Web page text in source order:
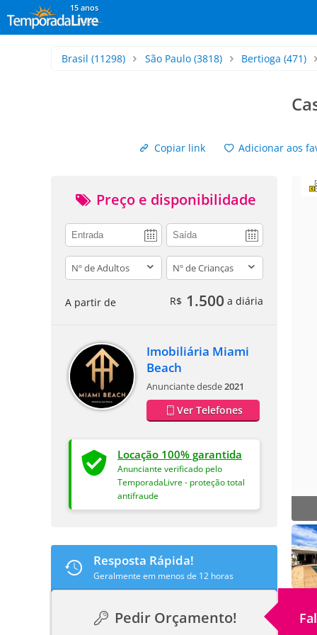
15 anos
Brasil (11298) São Paulo(3818) Bertioga (471)
Copiar link
Adicionar aos
Preço e disponibilidade
adults children
A partir de R$ 1.500 a diária
Imobiliária Miami
Beach
Anunciante desde2021
Ver Telefones
Locação 100% garantida
Anunciante verificado pelo
TemporadaLivre - proteção total
antifraude
Resposta Rápida!
Geralmente em menos de 12 horas
Pedir Orçamento!